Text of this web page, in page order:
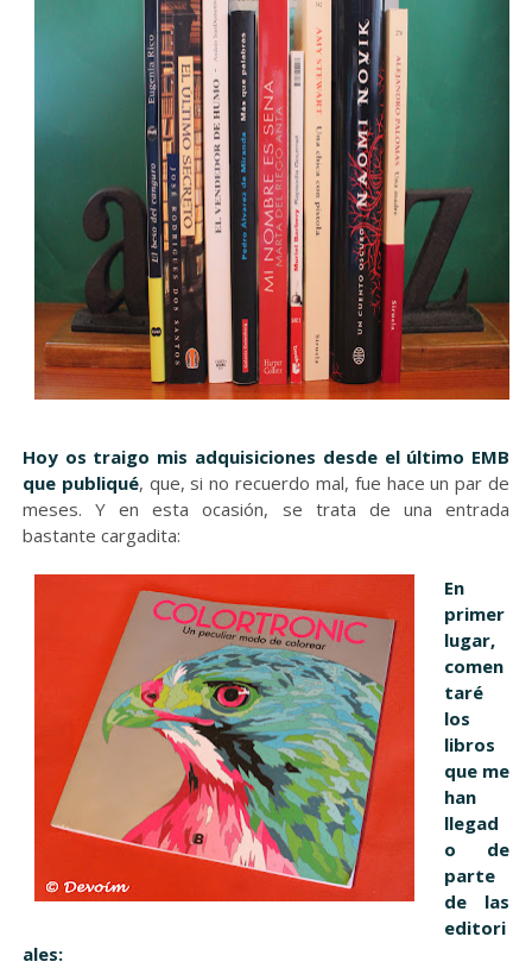
Hoy os traigo mis adquisiciones desde el último EMB
que publiqué, que, si no recuerdo mal, fue hace un par de
meses. Y en esta ocasión, se trata de una entrada
bastante cargadita:
En
primer
lugar,
comen
taré
los
libros
que me
han
llegad
o de
parte
de las
editori
ales: